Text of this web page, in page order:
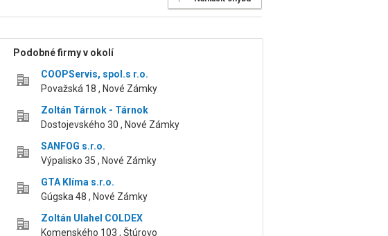
Podobné firmy v okolí
COOPServis, spol.s r.o.
Považská 18 , Nové Zámky
Zoltán Tárnok - Tárnok
Dostojevského 30 , Nové Zámky
SANFOG s.r.o.
Výpalisko 35 , Nové Zámky
GTA Klíma s.r.o.
Gúgska 48 , Nové Zámky
Zoltán Ulahel COLDEX
Komenského 103 , Štúrovo